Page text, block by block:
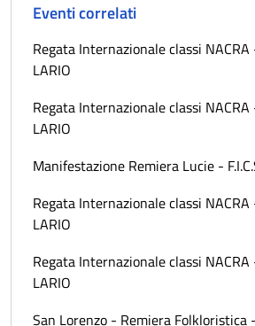
Eventi correlati
Regata Internazionale classi NACRA
LARIO
Regata Internazionale classi NACRA
LARIO
Manifestazione Remiera Lucie -
Regata Internazionale classi NACRA
LARIO
Regata Internazionale classi NACRA
LARIO
San Lorenzo - Remiera Folkloristica